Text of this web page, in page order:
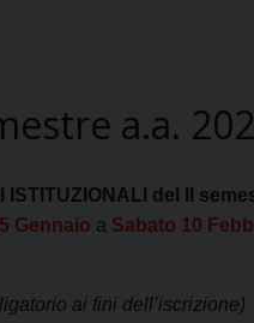
a.a.
ISTITUZIONALI del II
Gennaio a Sabato 10
ai fini dell’iscrizione)